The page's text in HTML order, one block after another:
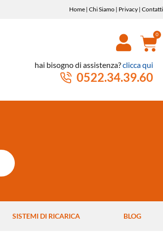
Home | Chi Siamo | Privacy | Contatti
hai bisogno di assistenza?clicca qui
0522.34.39.60
SISTEMI DI RICARICA BLOG